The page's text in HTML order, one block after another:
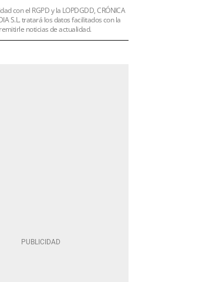
con el RGPD y la LOPDGDD, CRÓNICA
S.L. tratará los datos facilitados con la
noticias de actualidad.